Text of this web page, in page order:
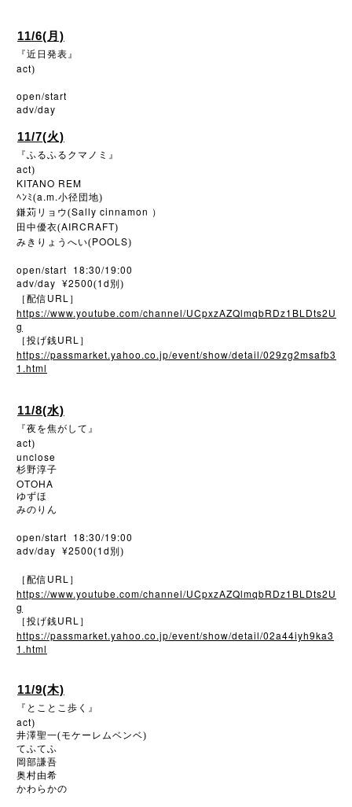
11/6(月)
『近日発表』
act)
open/start
adv/day
11/7(火)
『ふるふるクマノミ』
act)
KITANO REM
ﾍﾝﾐ(a.m.小径団地)
鎌苅リョウ(Sally cinnamon ）
田中優衣(AIRCRAFT)
みきりょうへい(POOLS)
open/start 18:30/19:00
adv/day ¥2500(1d 別)
［配信 URL ］
https://www.youtube.com/channel/UCpxzAZQlmqbRDz1BLDts2U
g
［投げ銭URL ］
https://passmarket.yahoo.co.jp/event/show/detail/029zg2msafb3
1.html
11/8(水)
『夜を焦がして』
act)
unclose
杉野淳子
OTOHA
ゆずほ
みのりん
open/start 18:30/19:00
adv/day ¥2500(1d 別)
［配信 URL ］
https://www.youtube.com/channel/UCpxzAZQlmqbRDz1BLDts2U
g
［投げ銭URL ］
https://passmarket.yahoo.co.jp/event/show/detail/02a44iyh9ka3
1.html
11/9(木)
『とことこ歩く』
act)
井澤聖一(モケーレムベンベ)
てふてふ
岡部謙吾
奥村由希
かわらかの